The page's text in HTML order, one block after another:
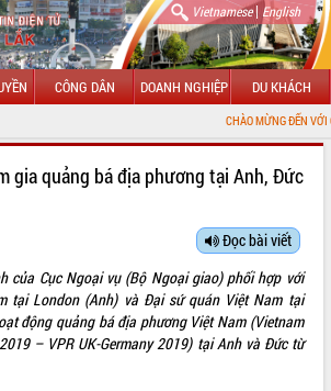
Vietnamese| English
CÔNG DÂN DOANH NGHIỆP DU KHÁCH
CHÀO MỪNG ĐẾN VỚI CỔNG THÔNG
gia quảng bá địa phương tại Anh, Đức
Đọc bài viết
của Cục Ngoại vụ (Bộ Ngoại giao) phối hợp với
tại London (Anh) và Đại sứ quán Việt Nam tại
động quảng bá địa phương Việt Nam (Vietnam
– VPR UK-Germany 2019) tại Anh và Đức từ